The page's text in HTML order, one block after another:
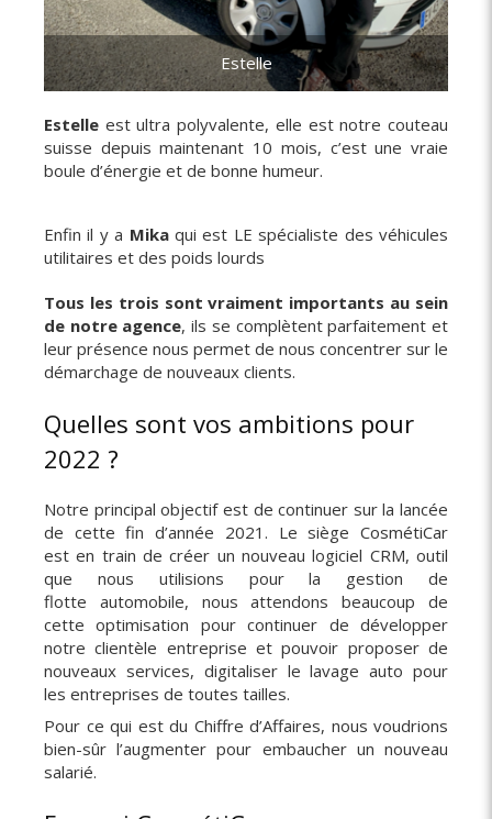
Estelle
Estelle est ultra polyvalente, elle est notre couteau
suisse depuis maintenant 10 mois, c’est une vraie
boule d’énergie et de bonne humeur.
Enfin il y a Mikaqui est LE spécialiste des véhicules
utilitaires et des poids lourds
Tous les trois sont vraiment importants au sein
de notre agence, ils se complètent parfaitement et
leur présence nous permet de nous concentrer sur le
démarchage de nouveaux clients.
Quelles sont vos ambitions pour
2022 ?
Notre principal objectif est de continuer sur la lancée
de cette fin d’année 2021. Le siège CosmétiCar
est en train de créer un nouveau logiciel CRM, outil
que nous utilisions pour la gestion de
flotte automobile, nous attendons beaucoup de
cette optimisation pour continuer de développer
notre clientèle entreprise et pouvoir proposer de
nouveaux services, digitaliser le lavage auto pour
les entreprises de toutes tailles.
Pour ce qui est du Chiffre d’Affaires, nous voudrions
bien-sûr l’augmenter pour embaucher un nouveau
salarié.